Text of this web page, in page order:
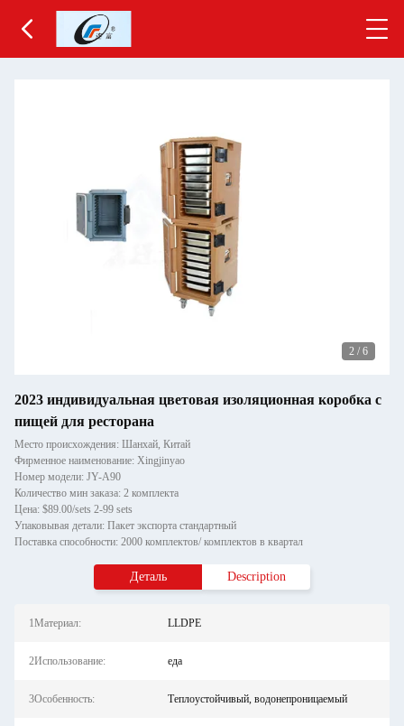
2 / 6
2023 индивидуальная цветовая изоляционная коробка с
пищей для ресторана
Место происхождения: Шанхай, Китай
Фирменное наименование: Xingjinyao
Номер модели: JY-A90
Количество мин заказа: 2 комплекта
Цена: $89.00/sets 2-99 sets
Упаковывая детали: Пакет экспорта стандартный
Поставка способности: 2000 комплектов/ комплектов в квартал
Деталь Description
1Материал: LLDPE
2Использование: еда
3Особенность: Теплоустойчивый, водонепроницаемый